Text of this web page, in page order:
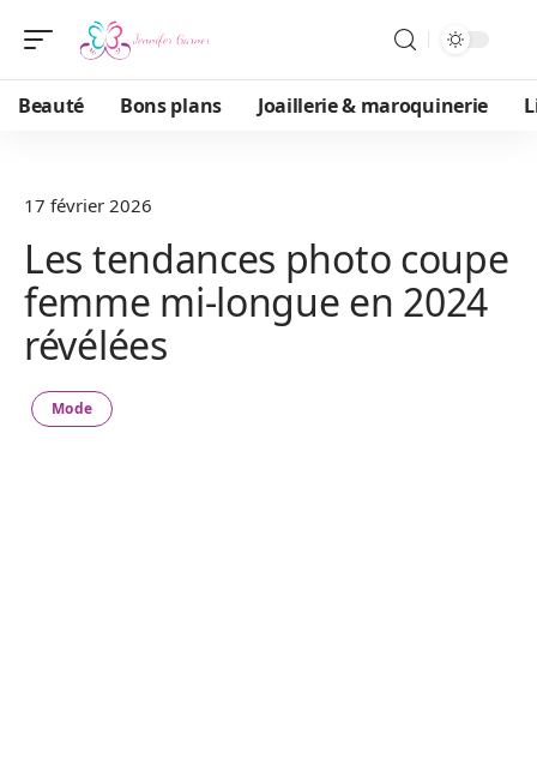
Beauté Bons plans Joaillerie & maroquinerie
17 février 2026
Les tendances photo coupe
femme mi-longue en 2024
révélées
Mode